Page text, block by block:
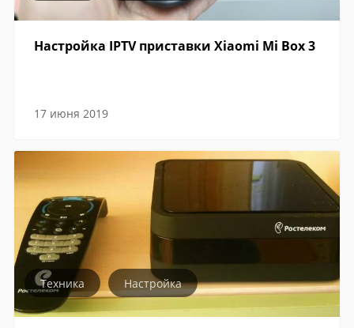
Настройка IPTV приставки Xiaomi Mi Box 3
17 июня 2019
Техника Настройка